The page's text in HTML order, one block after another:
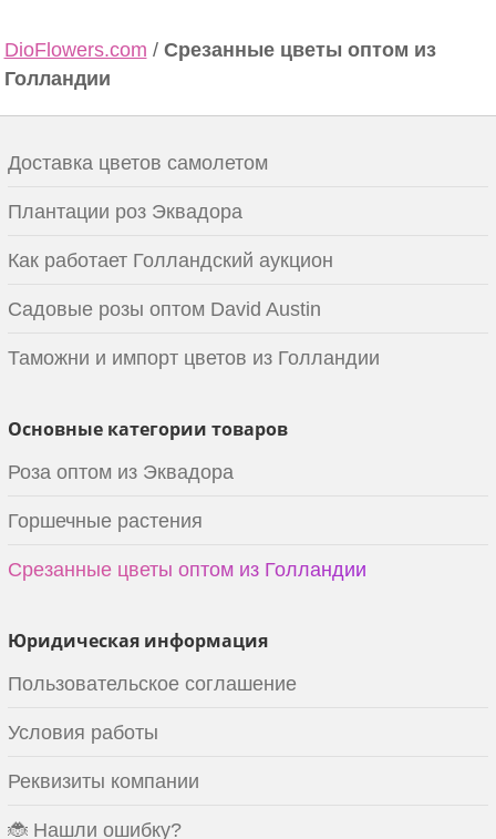
DioFlowers.com / Срезанные цветы оптом из
Голландии
Доставка цветов самолетом
Плантации роз Эквадора
Как работает Голландский аукцион
Садовые розы оптом David Austin
Таможни и импорт цветов из Голландии
Основные категории товаров
Роза оптом из Эквадора
Горшечные растения
Срезанные цветы оптом из Голландии
Юридическая информация
Пользовательское соглашение
Условия работы
Реквизиты компании
🐞 Нашли ошибку?